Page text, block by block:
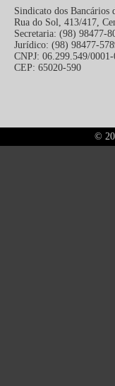
Sindicato dos
Rua do Sol, 413/417,
Secretaria: (98) 98477-
Jurídico: (98) 98477-
CNPJ: 06.299.549/
CEP: 65020-590
©